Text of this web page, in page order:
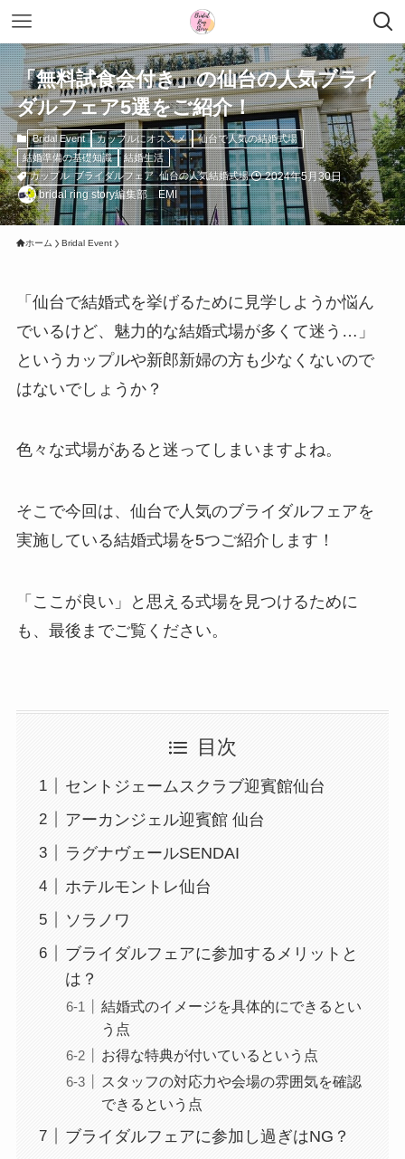
「無料試食会付き」の仙台の人気ブライ
ダルフェア5選をご紹介！
Bridal Event カップルにオススメ
仙台で人気の結婚式場
結婚準備の基礎知識
結婚生活
カップル ブライダルフェア 仙台の人気結婚式場
2024年5月30日
bridal ring story編集部 EMI
ホーム Bridal Event
「仙台で結婚式を挙げるために見学しようか悩ん
でいるけど、魅力的な結婚式場が多くて迷う…」
というカップルや新郎新婦の方も少なくないので
はないでしょうか？
色々な式場があると迷ってしまいますよね。
そこで今回は、仙台で人気のブライダルフェアを
実施している結婚式場を5つご紹介します！
「ここが良い」と思える式場を見つけるために
も、最後までご覧ください。
目次
セントジェームスクラブ迎賓館仙台
アーカンジェル迎賓館 仙台
ラグナヴェールSENDAI
ホテルモントレ仙台
ソラノワ
ブライダルフェアに参加するメリットと
は？
結婚式のイメージを具体的にできるとい
う点
お得な特典が付いているという点
スタッフの対応力や会場の雰囲気を確認
できるという点
ブライダルフェアに参加し過ぎはNG？